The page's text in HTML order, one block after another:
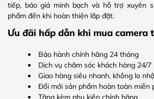
tiếp, báo giá minh bạch và hỗ trợ xuyên
phẩm đến khi hoàn thiện lắp đặt.
Ưu đãi hấp dẫn khi mua camera
Bảo hành chính hãng 24 tháng
Dịch vụ chăm sóc khách hàng 24/7
Giao hàng siêu nhanh, không lo
Đổi mới sản phẩm hoàn toàn miễn